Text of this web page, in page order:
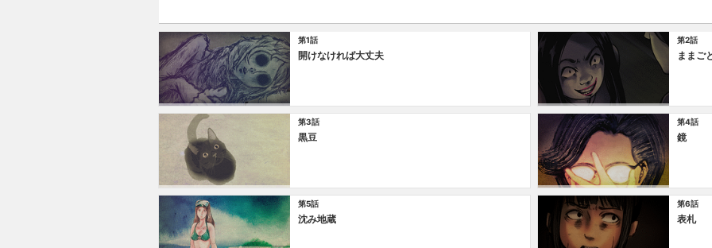
第1話
開けなければ大丈夫
第2話
ままご
第3話
黒豆
第4話
鏡
第5話
沈み地蔵
第6話
表札